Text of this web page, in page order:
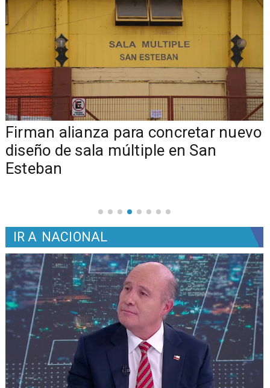
​​Firman alianza para concretar nuevo
diseño de sala múltiple en San
Esteban
IR A NACIONAL